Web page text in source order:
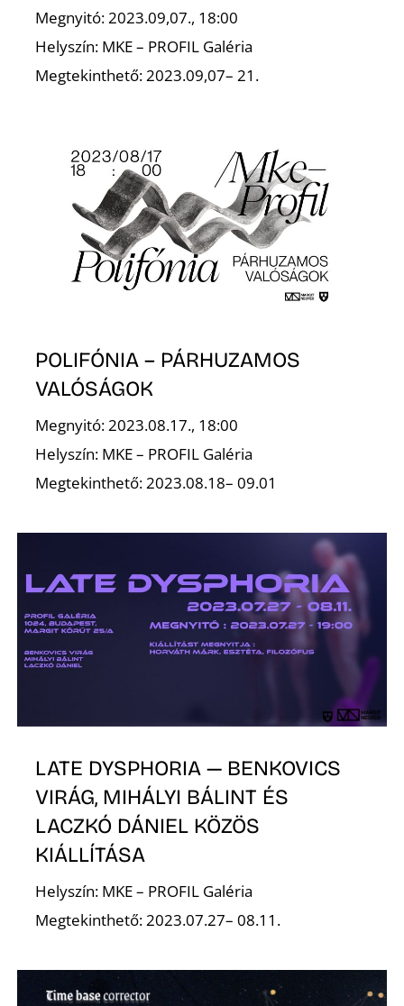
Megnyitó: 2023.09,07., 18:00
Helyszín: MKE – PROFIL Galéria
Megtekinthető: 2023.09,07– 21.
POLIFÓNIA – PÁRHUZAMOS
VALÓSÁGOK
Megnyitó: 2023.08.17., 18:00
Helyszín: MKE – PROFIL Galéria
Megtekinthető: 2023.08.18– 09.01
LATE DYSPHORIA — BENKOVICS
VIRÁG, MIHÁLYI BÁLINT ÉS
LACZKÓ DÁNIEL KÖZÖS
KIÁLLÍTÁSA
Helyszín: MKE – PROFIL Galéria
Megtekinthető: 2023.07.27– 08.11.